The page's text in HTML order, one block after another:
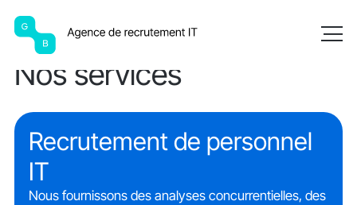
Accueil Nos services
Nos services
Recrutement de personnel
IT
Nous fournissons des analyses concurrentielles, des